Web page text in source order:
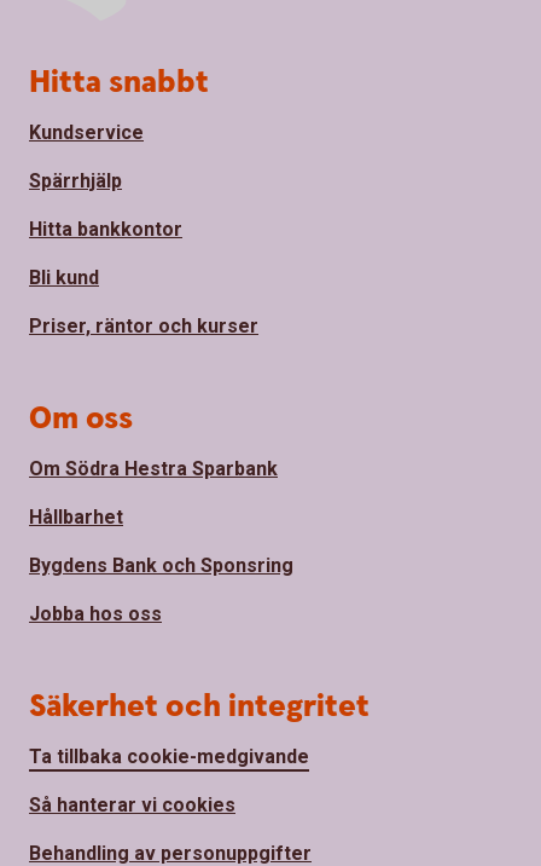
Sidfot
Hitta snabbt
Kundservice
Spärrhjälp
Hitta bankkontor
Bli kund
Priser, räntor och kurser
Om oss
Om Södra Hestra Sparbank
Hållbarhet
Bygdens Bank och Sponsring
Jobba hos oss
Säkerhet och integritet
Ta tillbaka cookie-medgivande
Så hanterar vi cookies
Behandling av personuppgifter